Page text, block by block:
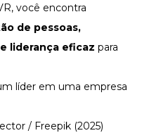
, você encontra
de pessoas,
liderança eficaz para
líder em uma empresa
/ Freepik (2025)